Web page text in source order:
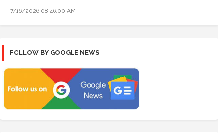
7/16/2026 08:46:00 AM
FOLLOW BY GOOGLE NEWS